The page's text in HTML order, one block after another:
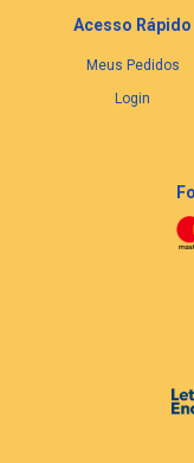
Acesso Rápido
Meus Pedidos
Login